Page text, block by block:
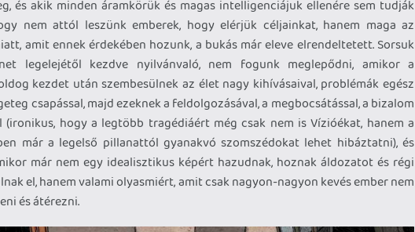
és akik minden áramkörük és magas intelligenciájuk ellenére sem tudják
nem attól leszünk emberek, hogy elérjük céljainkat, hanem maga az
amit ennek érdekében hozunk, a bukás már eleve elrendeltetett. Sorsuk
legelejétől kezdve nyilvánvaló, nem fogunk meglepődni, amikor a
kezdet után szembesülnek az élet nagy kihívásaival, problémák egész
csapással, majd ezeknek a feldolgozásával, a megbocsátással, a bizalom
(ironikus, hogy a legtöbb tragédiáért még csak nem is Vízióékat, hanem a
már a legelső pillanattól gyanakvó szomszédokat lehet hibáztatni), és
már nem egy idealisztikus képért hazudnak, hoznak áldozatot és régi
el, hanem valami olyasmiért, amit csak nagyon-nagyon kevés ember nem
és átérezni.